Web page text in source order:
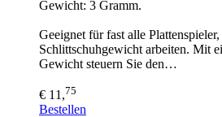
Gewicht: 3 Gramm.
Geeignet für fast alle
Schlittschuhgewicht arbeiten. Mit
Gewicht steuern Sie den…
€ 11,75
Bestellen